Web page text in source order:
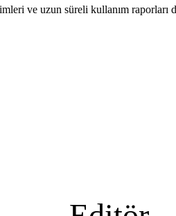
ve uzun süreli kullanım